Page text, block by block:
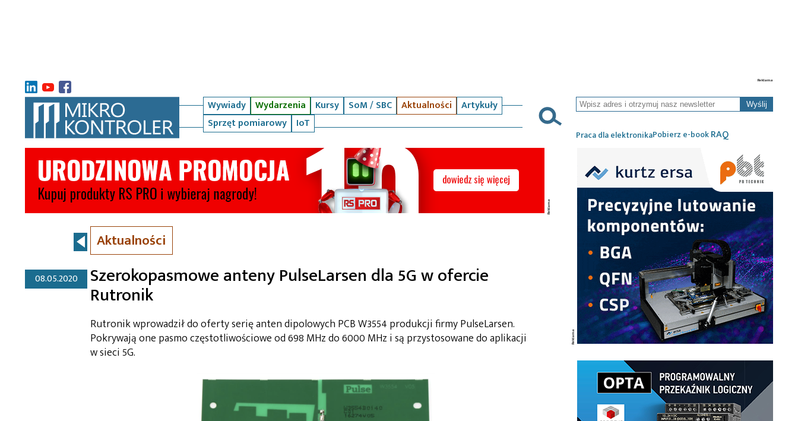
Wywiady Wydarzenia Kursy SoM / SBC Aktualności
Artykuły
Sprzęt pomiarowy
IoT
Wyślij
Praca dla elektronikaPobierz e-bookRAQ
Aktualności
08.05.2020 Szerokopasmowe anteny PulseLarsen dla 5G w ofercie
Rutronik
Rutronik wprowadził do oferty serię anten dipolowych PCB W3554 produkcji firmy PulseLarsen.
Pokrywają one pasmo częstotliwościowe od 698 MHz do 6000 MHz i są przystosowane do aplikacji
w sieci 5G.